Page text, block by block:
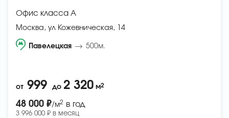
Офис класса A
Москва, ул Кожевническая, 14
Павелецкая 500м.
от 999 до 2 320 м2
48 000 ₽/м2 в год
3 996 000 ₽ в месяц